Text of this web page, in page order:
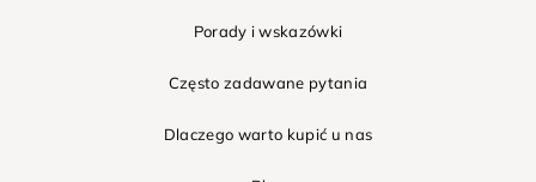
Porady i wskazówki
Często zadawane pytania
Dlaczego warto kupić u nas